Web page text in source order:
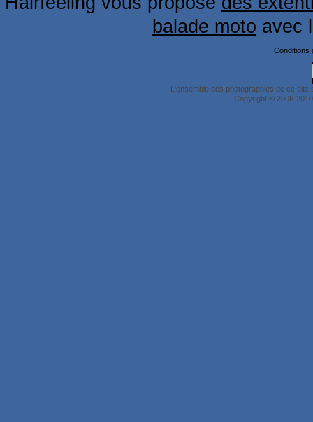
balade moto avec
Conditions
L'ensemble des photographies de ce
Copyright © 2006-